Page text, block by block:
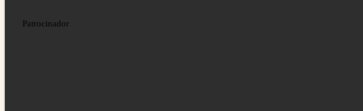
Patrocinador